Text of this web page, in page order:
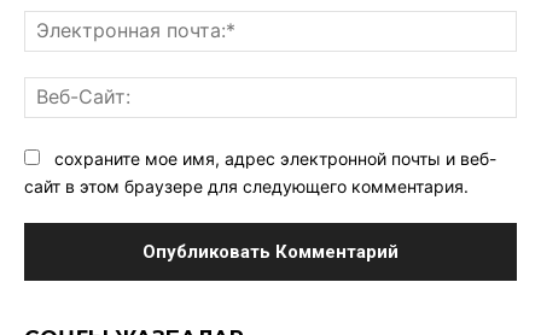
сохраните мое имя, адрес электронной почты и веб-
сайт в этом браузере для следующего комментария.